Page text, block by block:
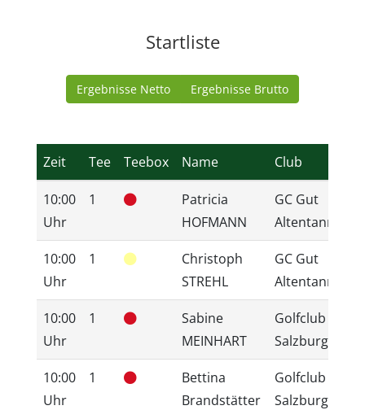
Startliste
Ergebnisse Netto Ergebnisse Brutto
Zeit Tee Teebox Name Club
10:00
Uhr
1
Patricia
HOFMANN
GC Gut
Altentann
10:00
Uhr
1
Christoph
STREHL
GC Gut
Altentann
10:00
Uhr
1
Sabine
MEINHART
Golfclub
Salzburg
10:00
Uhr
1
Bettina
Brandstätter
Golfclub
Salzburg